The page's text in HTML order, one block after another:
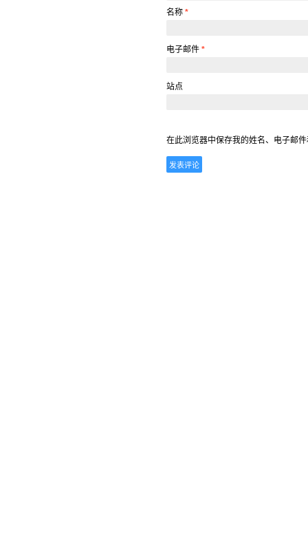
名称 *
电子邮件 *
站点
在此浏览器中保存我的姓名、电子邮